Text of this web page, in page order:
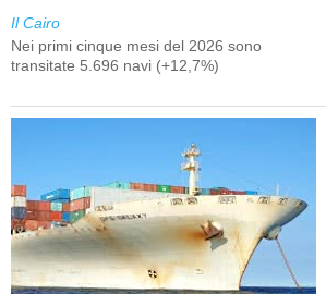
Il Cairo
Nei primi cinque mesi del 2026 sono
transitate 5.696 navi (+12,7%)